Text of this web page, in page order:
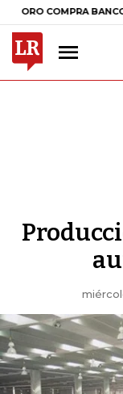
COMPRA BANCO DE LA